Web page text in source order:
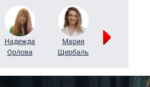
Надежда
Орлова
Мария
Щербаль